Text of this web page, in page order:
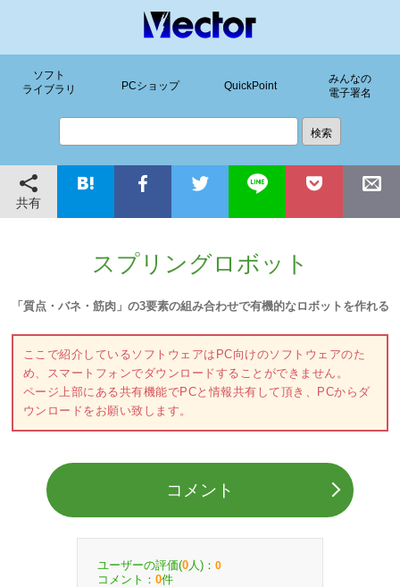
ソフト
ライブラリ
PCショップ QuickPoint
みんなの
電子署名
共有
スプリングロボット
「質点・バネ・筋肉」の3要素の組み合わせで有機的なロボットを作れる
ここで紹介しているソフトウェアはPC向けのソフトウェアのた
め、スマートフォンでダウンロードすることができません。
ページ上部にある共有機能でPCと情報共有して頂き、PCからダ
ウンロードをお願い致します。
コメント
ユーザーの評価(0 人)： 0
コメント： 0件